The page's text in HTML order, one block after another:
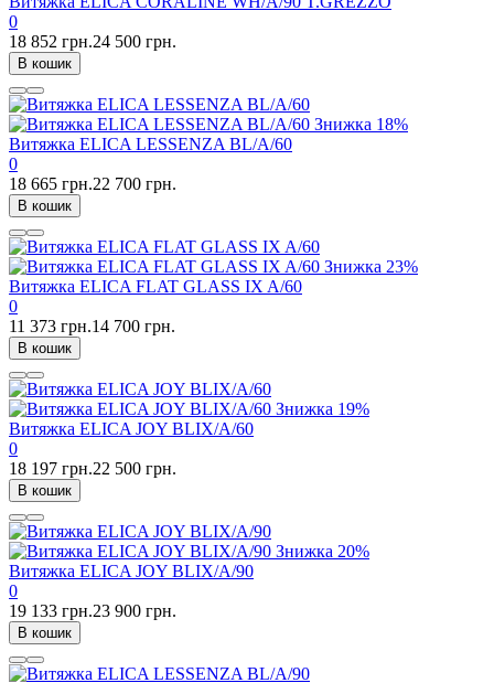
0
18 852 грн.24 500 грн.
В кошик
Знижка 18%
Витяжка ELICA LESSENZA BL/A/60
0
18 665 грн.22 700 грн.
В кошик
Знижка 23%
Витяжка ELICA FLAT GLASS IX A/60
0
11 373 грн.14 700 грн.
В кошик
Знижка 19%
Витяжка ELICA JOY BLIX/A/60
0
18 197 грн.22 500 грн.
В кошик
Знижка 20%
Витяжка ELICA JOY BLIX/A/90
0
19 133 грн.23 900 грн.
В кошик